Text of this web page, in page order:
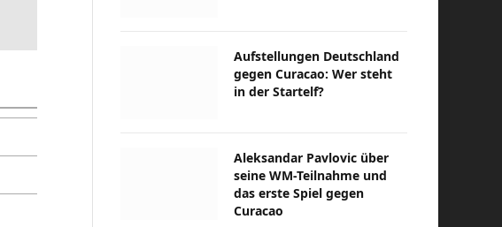
Aufstellungen Deutschland
gegen Curacao: Wer steht
in der Startelf?
Aleksandar Pavlovic über
seine WM-Teilnahme und
das erste Spiel gegen
Curacao